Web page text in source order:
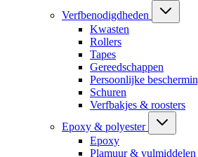
Verfbenodigdheden
Kwasten
Rollers
Tapes
Gereedschappen
Persoonlijke
Schuren
Verfbakjes & roosters
Epoxy & polyester
Epoxy
Plamuur & vulmiddelen